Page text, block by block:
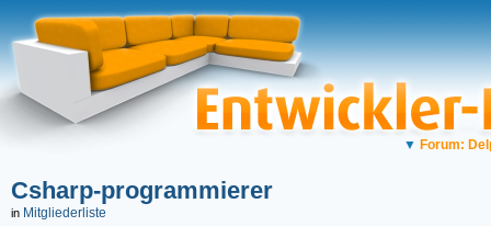
▼ Forum:
Csharp-programmierer
in Mitgliederliste